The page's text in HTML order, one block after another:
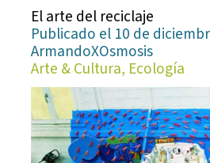
El arte del reciclaje
Publicado el 10 de
ArmandoXOsmosis
Arte & Cultura, Ecología